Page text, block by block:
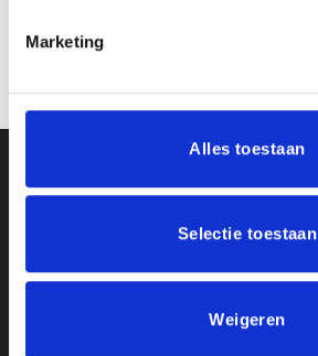
Marketing
Alles toestaan
Selectie toestaan
Weigeren
€3.95
Dit
variaties.
gekozen
Van Zanden Sportprijzen
Bredaseweg 56